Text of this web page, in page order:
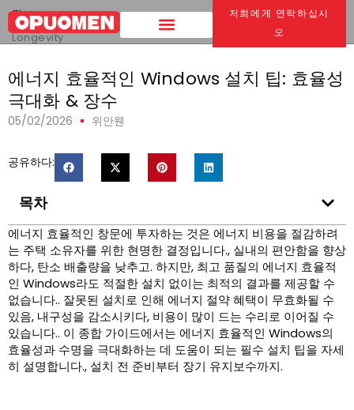
저희에게 연락하십시
오
집 >
에너지 효율적인 Windows 설치 팁: Maximize Efficiency &
Longevity
에너지 효율적인 Windows 설치 팁: 효율성
극대화 & 장수
05/02/2026 위안웬
공유하다:
목차
에너지 효율적인 창문에 투자하는 것은 에너지 비용을 절감하려
는 주택 소유자를 위한 현명한 결정입니다., 실내의 편안함을 향상
하다, 탄소 배출량을 낮추고. 하지만, 최고 품질의 에너지 효율적
인 Windows라도 적절한 설치 없이는 최적의 결과를 제공할 수
없습니다.. 잘못된 설치로 인해 에너지 절약 혜택이 무효화될 수
있음, 내구성을 감소시키다, 비용이 많이 드는 수리로 이어질 수
있습니다.. 이 종합 가이드에서는 에너지 효율적인 Windows의
효율성과 수명을 극대화하는 데 도움이 되는 필수 설치 팁을 자세
히 설명합니다., 설치 전 준비부터 장기 유지보수까지.